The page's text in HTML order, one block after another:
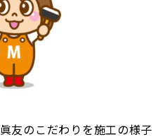
友のこだわりを施工の様子